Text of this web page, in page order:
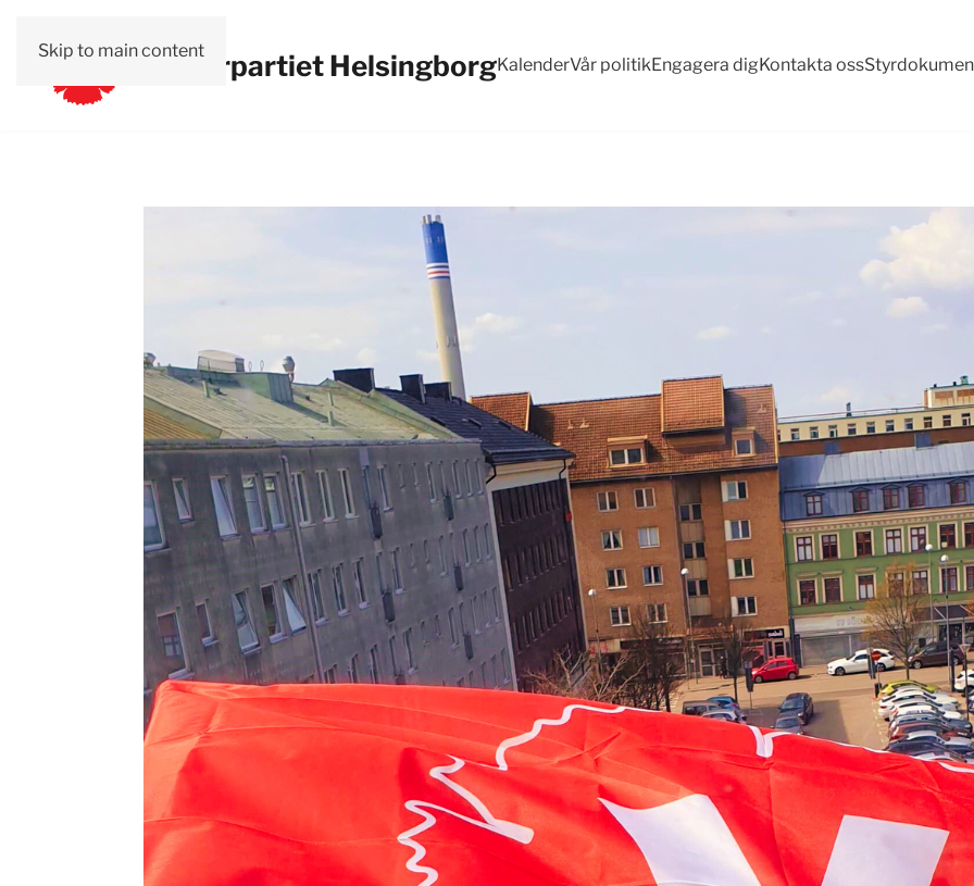
Skip to main contentVänsterpartiet HelsingborgKalenderVår politikEngagera digKontakta oss